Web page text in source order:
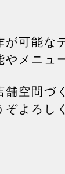
が可能な
やメニュ
舗空間づ
よろし